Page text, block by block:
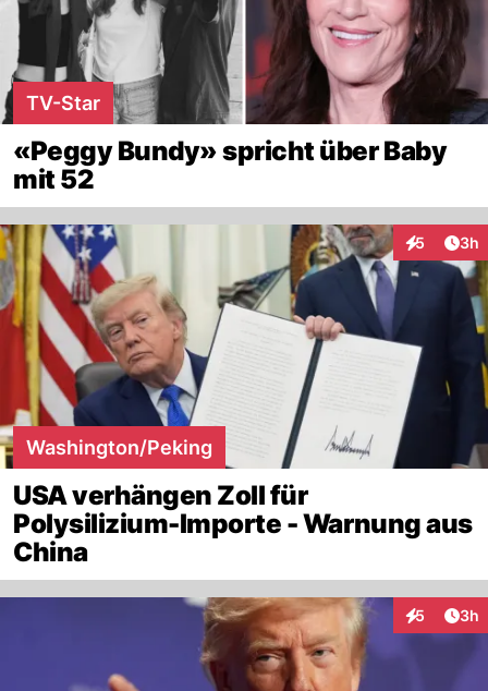
TV-Star
«Peggy Bundy» spricht über Baby
mit 52
5 3h
Washington/Peking
USA verhängen Zoll für
Polysilizium-Importe - Warnung aus
China
5 3h